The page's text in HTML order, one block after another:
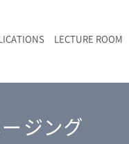
situラマン測定用セル
LECTURE ROOM
ジング